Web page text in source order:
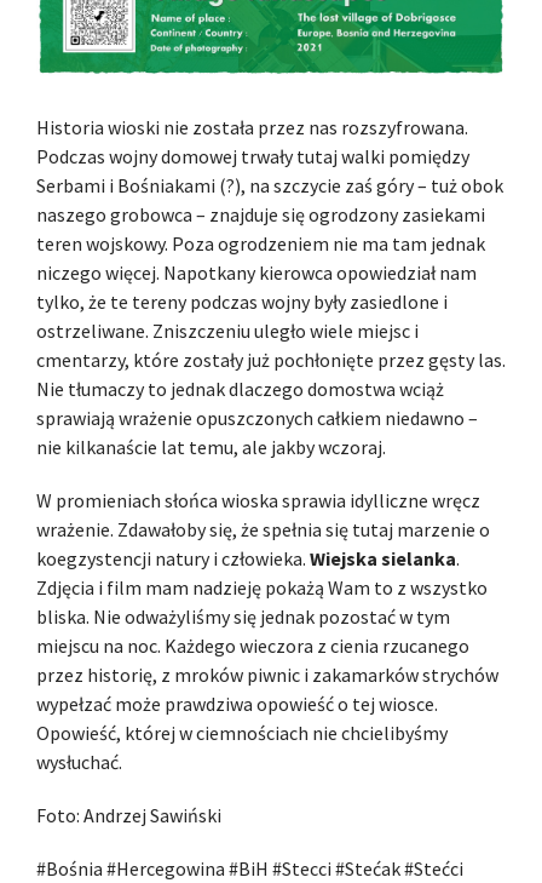
Historia wioski nie została przez nas rozszyfrowana.
Podczas wojny domowej trwały tutaj walki pomiędzy
Serbami i Bośniakami (?), na szczycie zaś góry – tuż obok
naszego grobowca – znajduje się ogrodzony zasiekami
teren wojskowy. Poza ogrodzeniem nie ma tam jednak
niczego więcej. Napotkany kierowca opowiedział nam
tylko, że te tereny podczas wojny były zasiedlone i
ostrzeliwane. Zniszczeniu uległo wiele miejsc i
cmentarzy, które zostały już pochłonięte przez gęsty las.
Nie tłumaczy to jednak dlaczego domostwa wciąż
sprawiają wrażenie opuszczonych całkiem niedawno –
nie kilkanaście lat temu, ale jakby wczoraj.
W promieniach słońca wioska sprawia idylliczne wręcz
wrażenie. Zdawałoby się, że spełnia się tutaj marzenie o
koegzystencji natury i człowieka. Wiejska sielanka.
Zdjęcia i film mam nadzieję pokażą Wam to z wszystko
bliska. Nie odważyliśmy się jednak pozostać w tym
miejscu na noc. Każdego wieczora z cienia rzucanego
przez historię, z mroków piwnic i zakamarków strychów
wypełzać może prawdziwa opowieść o tej wiosce.
Opowieść, której w ciemnościach nie chcielibyśmy
wysłuchać.
Foto: Andrzej Sawiński
#Bośnia #Hercegowina #BiH #Stecci #Stećak #Stećci